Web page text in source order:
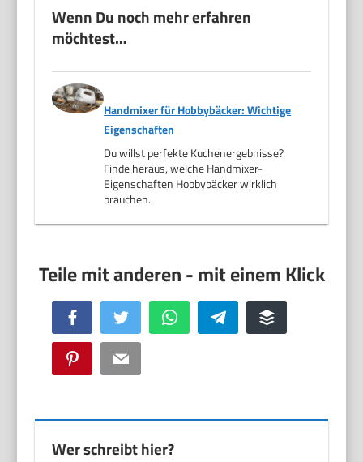
Wenn Du noch mehr erfahren
möchtest…
Handmixer für Hobbybäcker: Wichtige
Eigenschaften
Du willst perfekte Kuchenergebnisse?
Finde heraus, welche Handmixer-
Eigenschaften Hobbybäcker wirklich
brauchen.
Facebook Twitter WhatsApp Telegram Buffer
Pinterest Email
Wer schreibt hier?